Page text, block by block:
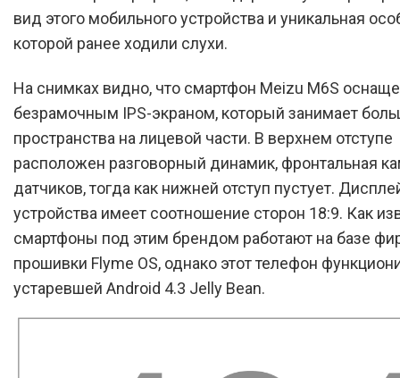
вид этого мобильного устройства и уникальная
которой ранее ходили слухи.
На снимках видно, что смартфон Meizu M6S
безрамочным IPS-экраном, который занимает
пространства на лицевой части. В верхнем отступе
расположен разговорный динамик, фронтальная
датчиков, тогда как нижней отступ пустует.
устройства имеет соотношение сторон 18:9. Как
смартфоны под этим брендом работают на базе
прошивки Flyme OS, однако этот телефон
устаревшей Android 4.3 Jelly Bean.